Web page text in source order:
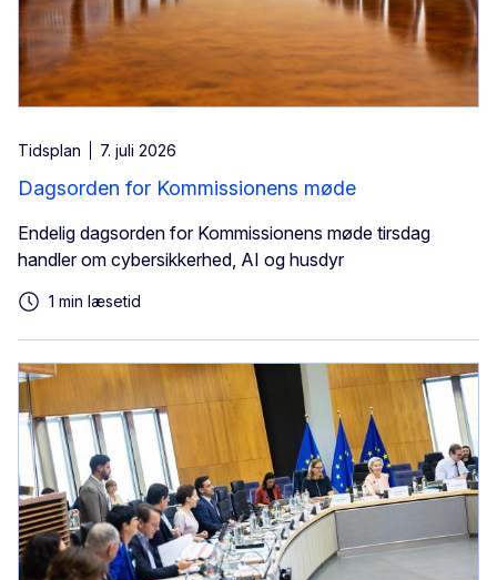
Tidsplan 7. juli 2026
Dagsorden for Kommissionens møde
Endelig dagsorden for Kommissionens møde tirsdag
handler om cybersikkerhed, AI og husdyr
1 min læsetid